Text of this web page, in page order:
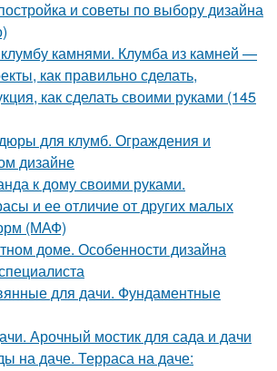
и советы по выбору дизайна
камнями. Клумба из камней —
как правильно сделать,
как сделать своими руками (145
для клумб. Ограждения и
дизайне
к дому своими руками.
и ее отличие от других малых
(МАФ)
доме. Особенности дизайна
для дачи. Фундаментные
Арочный мостик для сада и дачи
на даче. Терраса на даче: